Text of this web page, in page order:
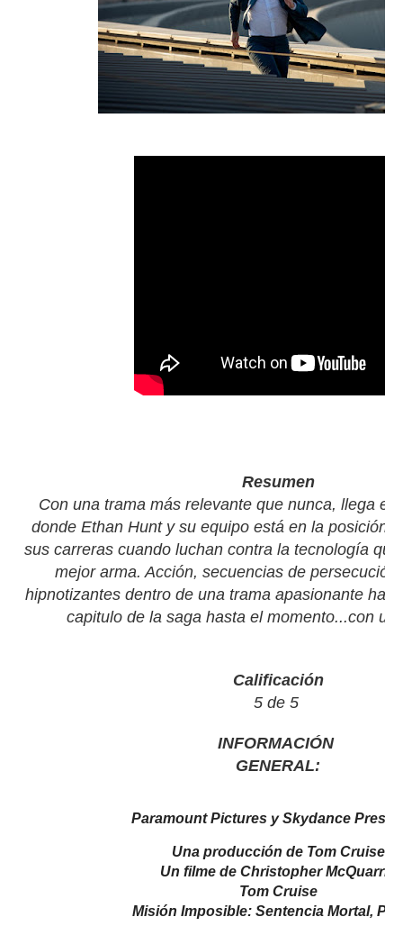
Resumen
Con una trama más relevante que nunca, llega
donde Ethan Hunt y su equipo está en la posición
sus carreras cuando luchan contra la tecnología
mejor arma. Acción, secuencias de persecución
hipnotizantes dentro de una trama apasionante
capitulo de la saga hasta el momento...con un
Calificación
5 de 5
INFORMACIÓN
GENERAL:
Paramount Pictures y Skydance
Una producción de Tom Cruise
Un filme de Christopher McQuarrie
Tom Cruise
Misión Imposible: Sentencia Mortal,